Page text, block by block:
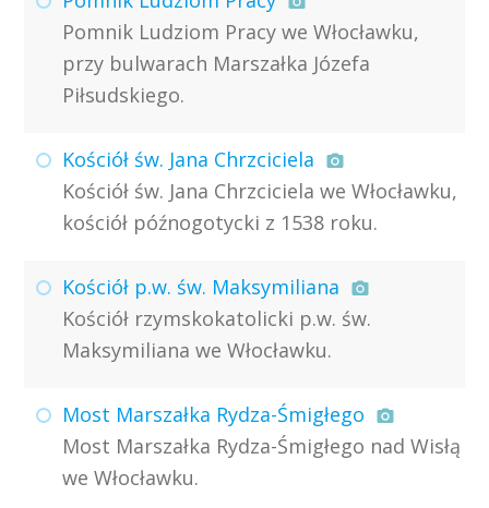
Pomnik Ludziom Pracy we Włocławku,
przy bulwarach Marszałka Józefa
Piłsudskiego.
Kościół św. Jana Chrzciciela
Kościół św. Jana Chrzciciela we Włocławku,
kościół późnogotycki z 1538 roku.
Kościół p.w. św. Maksymiliana
Kościół rzymskokatolicki p.w. św.
Maksymiliana we Włocławku.
Most Marszałka Rydza-Śmigłego
Most Marszałka Rydza-Śmigłego nad Wisłą
we Włocławku.